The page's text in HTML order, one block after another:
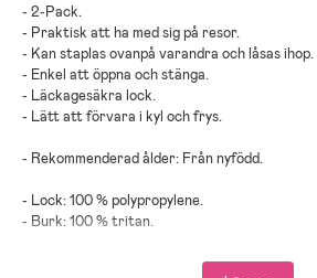
- 2-Pack.
- Praktisk att ha med sig på resor.
- Kan staplas ovanpå varandra och låsas ihop.
- Enkel att öppna och stänga.
- Läckagesäkra lock.
- Lätt att förvara i kyl och frys.
- Rekommenderad ålder: Från nyfödd.
- Lock: 100 % polypropylene.
- Burk: 100 % tritan.